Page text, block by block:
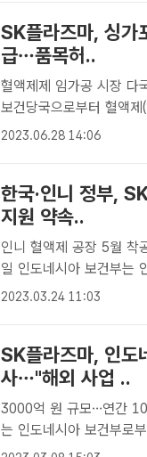
SK플라즈마, 싱가
급…품목허..
혈액제제 임가공 시장 다국적 제약사
보건당국으로부터 혈액
다. /SK플라즈마[더팩트
2023.06.28 14:06
한국·인니 정부,
지원 약속..
인니 혈액제 공장 5월 착공
일 인도네시아 보건부는
제 공장 건설을 최종 승인
2023.03.24 11:03
SK플라즈마, 인도
사…"해외 사업 ..
3000억 원 규모…연간 100만
는 인도네시아 보건부로
았다. 사진은 SK플라즈